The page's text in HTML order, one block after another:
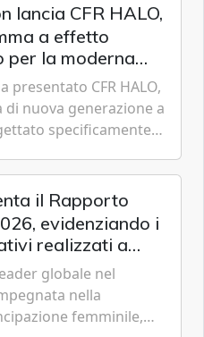
lancia CFR HALO,
a effetto
per la moderna
incendi
presentato CFR HALO,
nuova generazione a
specificamente
il Rapporto
evidenziando i
realizzati a
sociale,
globale nel
nella
femminile,